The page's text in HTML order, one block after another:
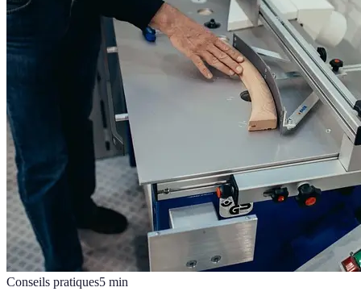
Conseils pratiques5 min